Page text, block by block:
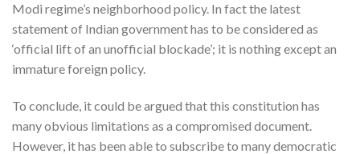
Modi regime’s neighborhood policy. In fact the latest
statement of Indian government has to be considered as
‘official lift of an unofficial blockade’; it is nothing except an
immature foreign policy.
To conclude, it could be argued that this constitution has
many obvious limitations as a compromised document.
However, it has been able to subscribe to many democratic